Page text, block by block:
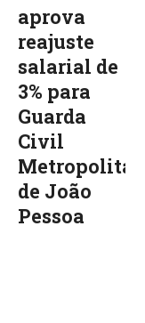
aprova
reajuste
salarial de
3% para
Guarda
Civil
de João
Pessoa